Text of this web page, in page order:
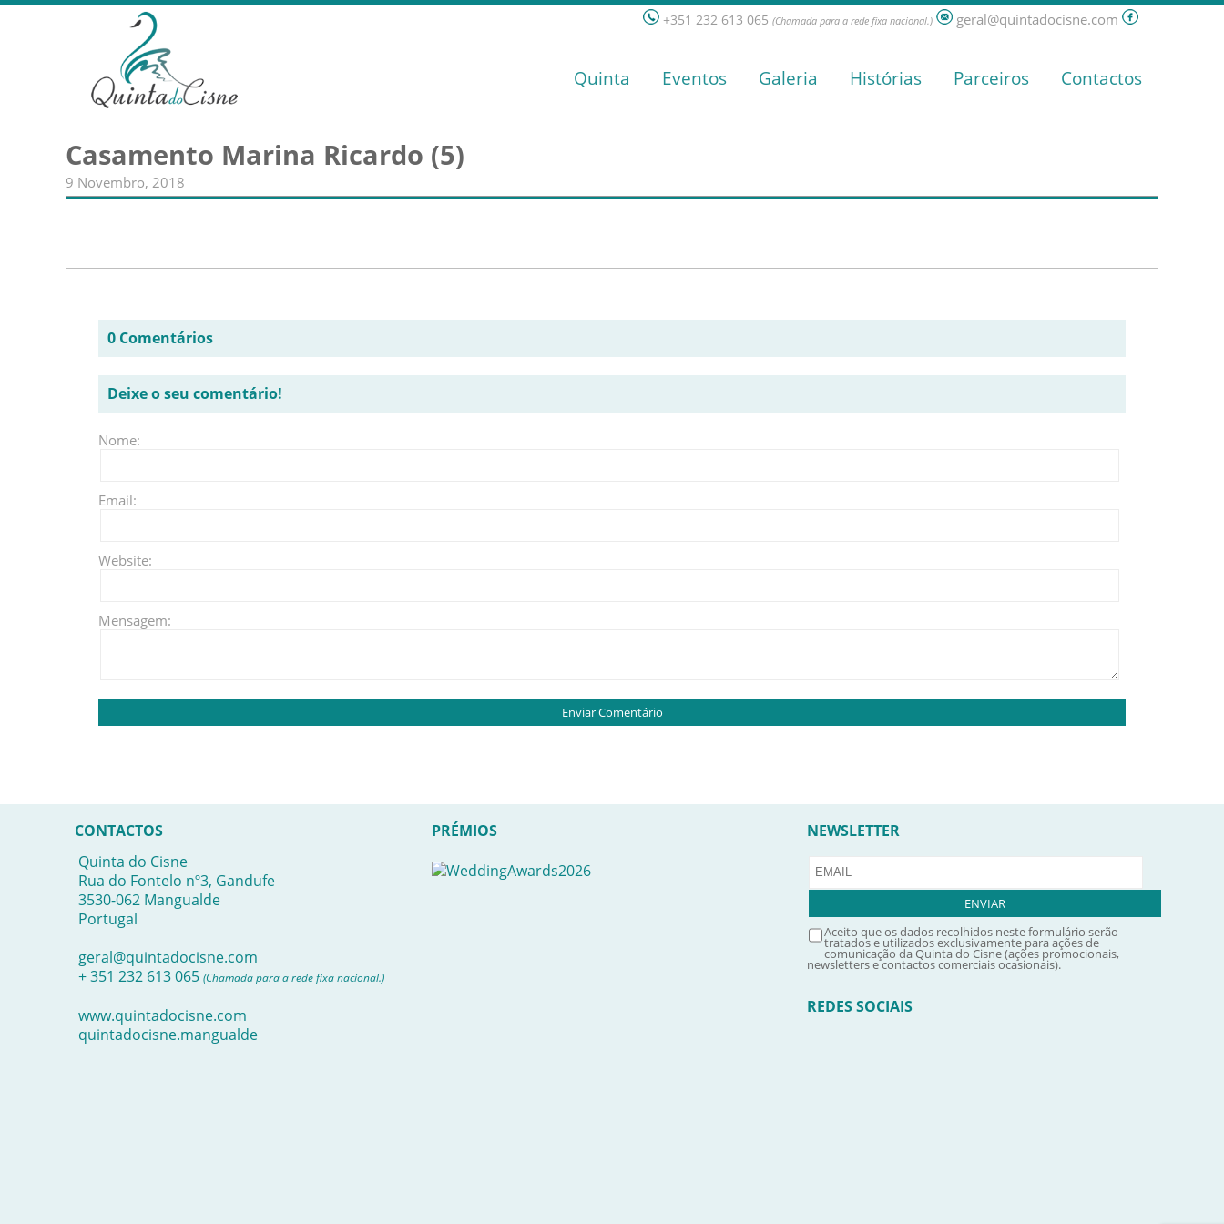
+351 232 613 065 (Chamada para a rede fixa nacional.) geral@quintadocisne.com
Quinta Eventos Galeria Histórias Parceiros Contactos
Casamento Marina Ricardo (5)
9 Novembro, 2018
0 Comentários
Deixe o seu comentário!
Nome:
Email:
Website:
Mensagem:
CONTACTOS
Quinta do Cisne
Rua do Fontelo nº3, Gandufe
3530-062 Mangualde
Portugal
geral@quintadocisne.com
+ 351 232 613 065 (Chamada para a rede fixa nacional.)
www.quintadocisne.com
quintadocisne.mangualde
PRÉMIOS NEWSLETTER
Aceito que os dados recolhidos neste formulário serão
tratados e utilizados exclusivamente para ações de
comunicação da Quinta do Cisne (ações promocionais,
newsletters e contactos comerciais ocasionais).
REDES SOCIAIS